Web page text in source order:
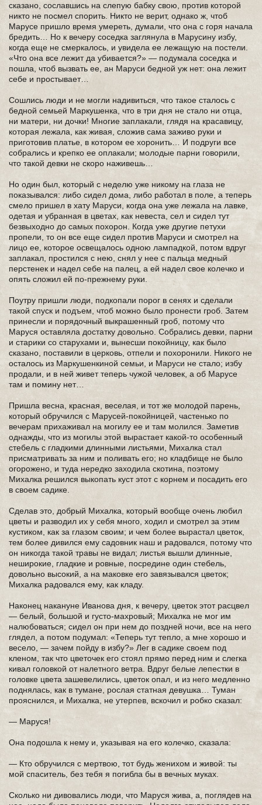
сказано, сославшись на слепую бабку свою, против которой
никто не посмел спорить. Никто не верит, однако ж, чтоб
Марусе пришло время умереть, думали, что она с горя начала
бредить… Но к вечеру соседка заглянула в Марусину избу,
когда еще не смеркалось, и увидела ее лежащую на постели.
«Что она все лежит да убивается?» — подумала соседка и
пошла, чтоб вызвать ее, ан Маруси бедной уж нет: она лежит
себе и простывает…
Сошлись люди и не могли надивиться, что такое сталось с
бедной семьей Маркушенка, что в три дня не стало ни отца,
ни матери, ни дочки! Многие заплакали, глядя на красавицу,
которая лежала, как живая, сложив сама заживо руки и
приготовив платье, в котором ее хоронить… И подруги все
собрались и крепко ее оплакали; молодые парни говорили,
что такой девки не скоро наживешь…
Но один был, который с неделю уже никому на глаза не
показывался: либо сидел дома, либо работал в поле, а теперь
смело пришел в хату Маруси, когда она уже лежала на лавке,
одетая и убранная в цветах, как невеста, сел и сидел тут
безвыходно до самых похорон. Когда уже другие петухи
пропели, то он все еще сидел против Маруси и смотрел на
лицо ее, которое освещалось одною лампадкой, потом вдруг
заплакал, простился с нею, снял у нее с пальца медный
перстенек и надел себе на палец, а ей надел свое колечко и
опять сложил ей по-прежнему руки.
Поутру пришли люди, подкопали порог в сенях и сделали
такой спуск и подъем, чтоб можно было пронести гроб. Затем
принесли и порядочный выкрашенный гроб, потому что
Маруся оставляла достатку довольно. Собрались девки, парни
и старики со старухами и, вынесши покойницу, как было
сказано, поставили в церковь, отпели и похоронили. Никого не
осталось из Маркушенкиной семьи, и Маруси не стало; избу
продали, и в ней живет теперь чужой человек, а об Марусе
там и помину нет…
Пришла весна, красная, веселая, и тот же молодой парень,
который обручился с Марусей-покойницей, частенько по
вечерам прихаживал на могилу ее и там молился. Заметив
однажды, что из могилы этой вырастает какой-то особенный
стебель с гладкими длинными листьями, Михалка стал
присматривать за ним и поливать его; но кладбище не было
огорожено, и туда нередко заходила скотина, поэтому
Михалка решился выкопать куст этот с корнем и посадить его
в своем садике.
Сделав это, добрый Михалка, который вообще очень любил
цветы и разводил их у себя много, ходил и смотрел за этим
кустиком, как за глазом своим; и чем более вырастал цветок,
тем более дивился ему садовник наш и радовался, потому что
он никогда такой травы не видал; листья вышли длинные,
неширокие, гладкие и ровные, посредине один стебель,
довольно высокий, а на маковке его завязывался цветок;
Михалка радовался ему, как кладу.
Наконец накануне Иванова дня, к вечеру, цветок этот расцвел
— белый, большой и густо-махровый; Михалка не мог им
налюбоваться; сидел он при нем до поздней ночи, все на него
глядел, а потом подумал: «Теперь тут тепло, а мне хорошо и
весело, — зачем пойду в избу?» Лег в садике своем под
кленом, так что цветочек его стоял прямо перед ним и слегка
кивал головкой от налетного ветра. Вдруг белые лепестки в
головке цвета зашевелились, цветок опал, и из него медленно
поднялась, как в тумане, рослая статная девушка… Туман
прояснился, и Михалка, не утерпев, вскочил и робко сказал:
— Маруся!
Она подошла к нему и, указывая на его колечко, сказала:
— Кто обручился с мертвою, тот будь женихом и живой: ты
мой спаситель, без тебя я погибла бы в вечных муках.
Сколько ни дивовались люди, что Маруся жива, а, поглядев на